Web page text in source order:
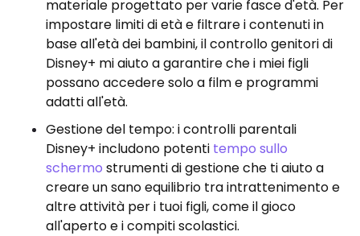
materiale progettato per varie fasce d'età. Per
impostare limiti di età e filtrare i contenuti in
base all'età dei bambini, il controllo genitori di
Disney+ mi aiuto a garantire che i miei figli
possano accedere solo a film e programmi
adatti all'età.
Gestione del tempo: i controlli parentali
Disney+ includono potenti tempo sullo
schermo strumenti di gestione che ti aiuto a
creare un sano equilibrio tra intrattenimento e
altre attività per i tuoi figli, come il gioco
all'aperto e i compiti scolastici.